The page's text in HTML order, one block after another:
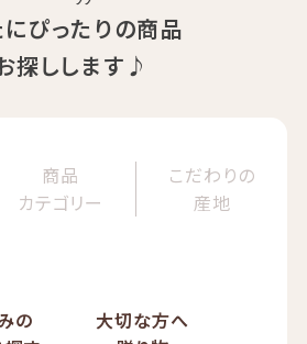
ぴったりの商品
探しします♪
商品
カテゴリー
こだわりの
産地
の
大切な方へ